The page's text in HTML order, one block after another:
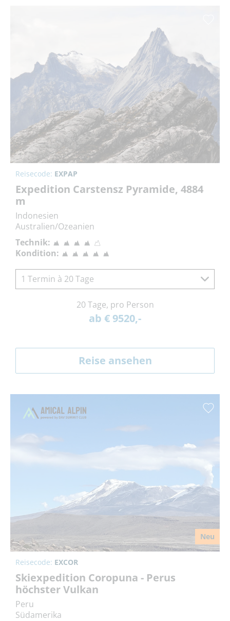
Reisecode: EXPAP
Expedition Carstensz Pyramide, 4884
m
Indonesien
Australien/Ozeanien
Technik:
Kondition:
1 Termin à 20 Tage
20 Tage, pro Person
ab € 9520,-
Reise ansehen
Neu
Reisecode: EXCOR
Skiexpedition Coropuna - Perus
höchster Vulkan
Peru
Südamerika